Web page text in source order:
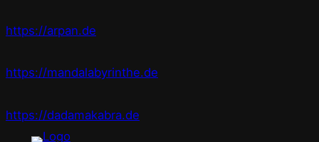
https://arpan.de
https://mandalabyrinthe.de
https://dadamakabra.de